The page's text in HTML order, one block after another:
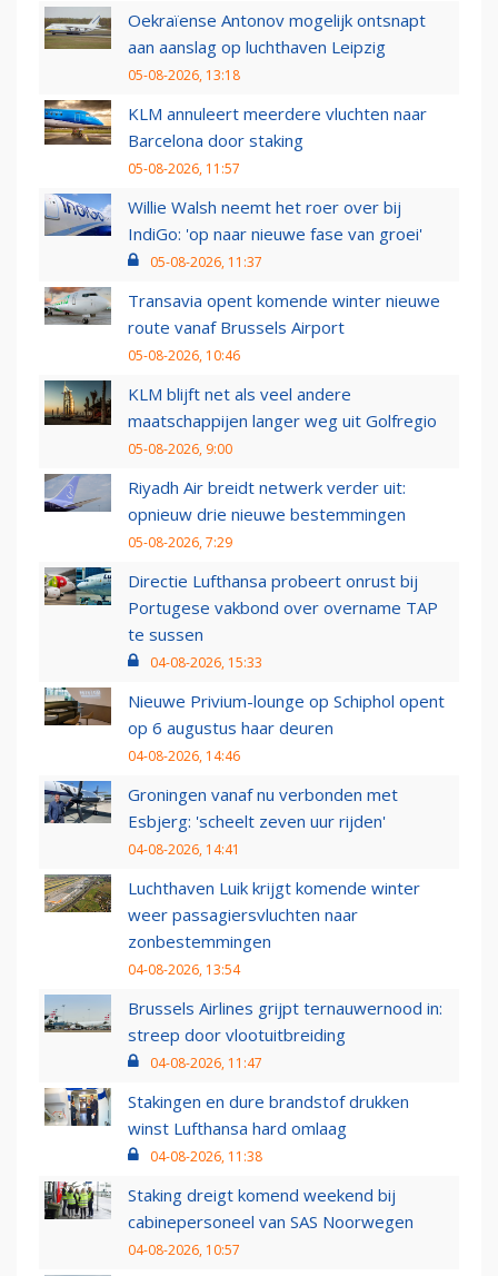
Oekraïense Antonov mogelijk ontsnapt
aan aanslag op luchthaven Leipzig
05-08-2026, 13:18
KLM annuleert meerdere vluchten naar
Barcelona door staking
05-08-2026, 11:57
Willie Walsh neemt het roer over bij
IndiGo: 'op naar nieuwe fase van groei'
05-08-2026, 11:37
Transavia opent komende winter nieuwe
route vanaf Brussels Airport
05-08-2026, 10:46
KLM blijft net als veel andere
maatschappijen langer weg uit Golfregio
05-08-2026, 9:00
Riyadh Air breidt netwerk verder uit:
opnieuw drie nieuwe bestemmingen
05-08-2026, 7:29
Directie Lufthansa probeert onrust bij
Portugese vakbond over overname TAP
te sussen
04-08-2026, 15:33
Nieuwe Privium-lounge op Schiphol opent
op 6 augustus haar deuren
04-08-2026, 14:46
Groningen vanaf nu verbonden met
Esbjerg: 'scheelt zeven uur rijden'
04-08-2026, 14:41
Luchthaven Luik krijgt komende winter
weer passagiersvluchten naar
zonbestemmingen
04-08-2026, 13:54
Brussels Airlines grijpt ternauwernood in:
streep door vlootuitbreiding
04-08-2026, 11:47
Stakingen en dure brandstof drukken
winst Lufthansa hard omlaag
04-08-2026, 11:38
Staking dreigt komend weekend bij
cabinepersoneel van SAS Noorwegen
04-08-2026, 10:57